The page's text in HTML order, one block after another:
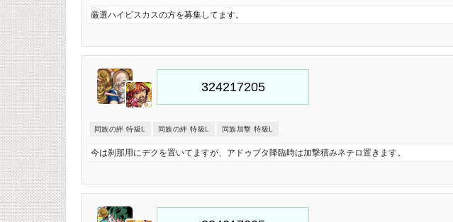
厳選ハイビスカスの方を募集してます。
同族の絆 特級L 同族の絆 特級L 同族加撃 特級L
今は刹那用にデクを置いてますが、アドゥブタ降臨時は加撃積みネテロ置きます。